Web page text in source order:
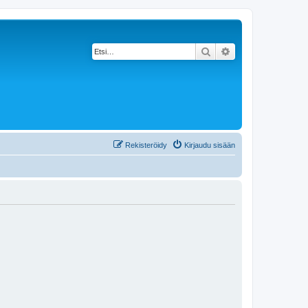
Etsi
Kirjaudu sisään
Rekisteröidy